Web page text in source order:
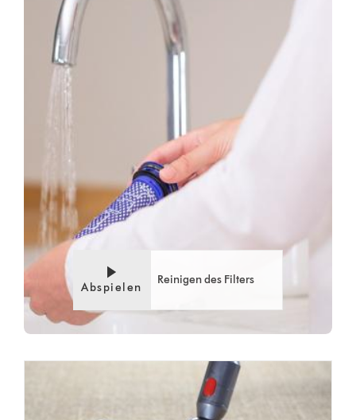
öffnen
Abspielen
Reinigen des Filters